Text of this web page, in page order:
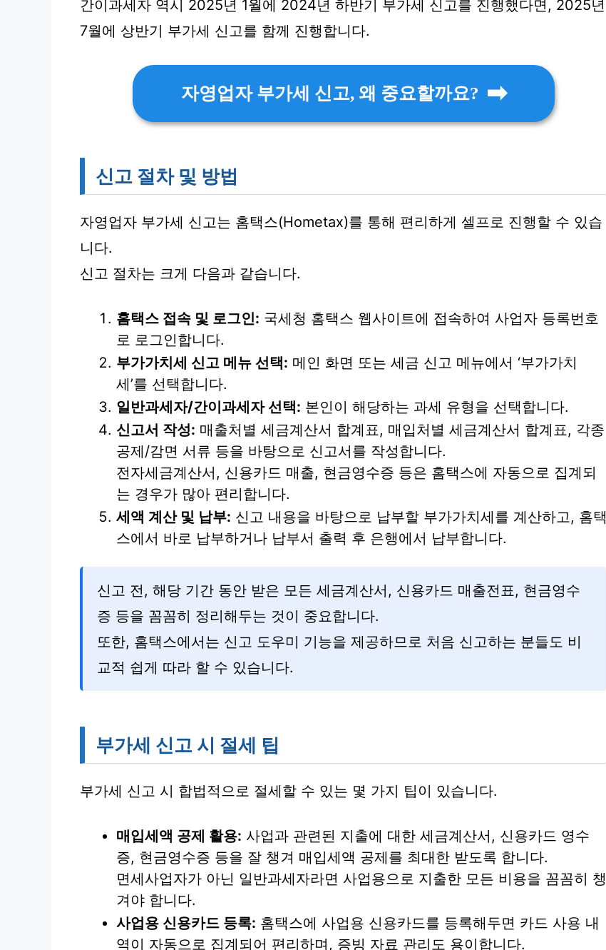
간이과세자 역시 2025년 1월에 2024년 하반기 부가세 신고를 진행했다면, 2025년
7월에 상반기 부가세 신고를 함께 진행합니다.
자영업자 부가세 신고, 왜 중요할까요?
신고 절차 및 방법
자영업자 부가세 신고는 홈택스(Hometax)를 통해 편리하게 셀프로 진행할 수 있습
니다.
신고 절차는 크게 다음과 같습니다.
홈택스 접속 및 로그인: 국세청 홈택스 웹사이트에 접속하여 사업자 등록번호
로 로그인합니다.
부가가치세 신고 메뉴 선택: 메인 화면 또는 세금 신고 메뉴에서 ‘부가가치
세’를 선택합니다.
일반과세자/간이과세자 선택: 본인이 해당하는 과세 유형을 선택합니다.
신고서 작성: 매출처별 세금계산서 합계표, 매입처별 세금계산서 합계표, 각종
공제/감면 서류 등을 바탕으로 신고서를 작성합니다.
전자세금계산서, 신용카드 매출, 현금영수증 등은 홈택스에 자동으로 집계되
는 경우가 많아 편리합니다.
세액 계산 및 납부: 신고 내용을 바탕으로 납부할 부가가치세를 계산하고, 홈택
스에서 바로 납부하거나 납부서 출력 후 은행에서 납부합니다.
신고 전, 해당 기간 동안 받은 모든 세금계산서, 신용카드 매출전표, 현금영수
증 등을 꼼꼼히 정리해두는 것이 중요합니다.
또한, 홈택스에서는 신고 도우미 기능을 제공하므로 처음 신고하는 분들도 비
교적 쉽게 따라 할 수 있습니다.
부가세 신고 시 절세 팁
부가세 신고 시 합법적으로 절세할 수 있는 몇 가지 팁이 있습니다.
매입세액 공제 활용: 사업과 관련된 지출에 대한 세금계산서, 신용카드 영수
증, 현금영수증 등을 잘 챙겨 매입세액 공제를 최대한 받도록 합니다.
면세사업자가 아닌 일반과세자라면 사업용으로 지출한 모든 비용을 꼼꼼히 챙
겨야 합니다.
사업용 신용카드 등록: 홈택스에 사업용 신용카드를 등록해두면 카드 사용 내
역이 자동으로 집계되어 편리하며, 증빙 자료 관리도 용이합니다.